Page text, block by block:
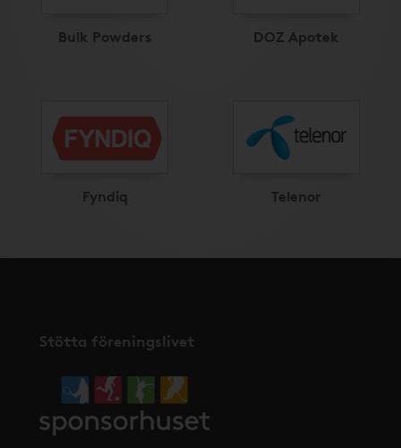
Bulk Powders DOZ Apotek
Fyndiq Telenor
Stötta föreningslivet